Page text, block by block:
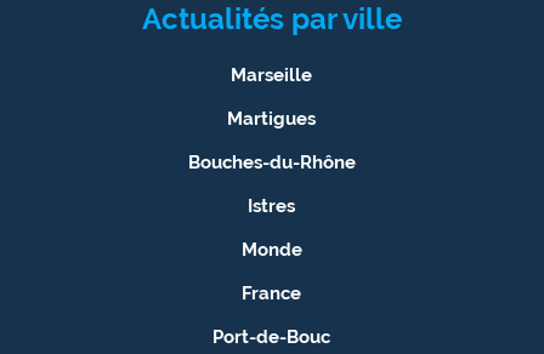
Actualités par ville
Marseille
Martigues
Bouches-du-Rhône
Istres
Monde
France
Port-de-Bouc